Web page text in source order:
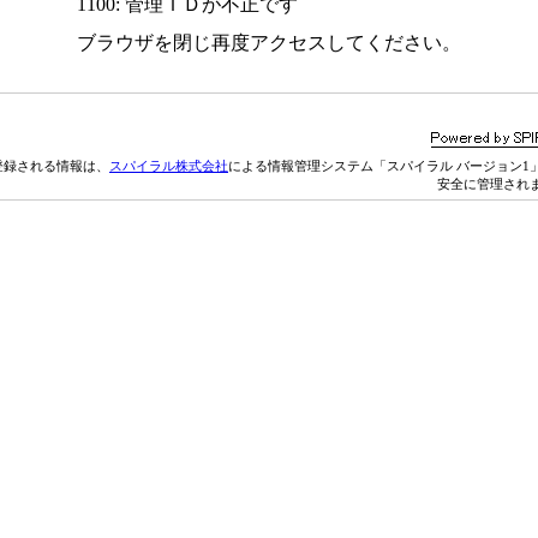
1100: 管理ＩＤが不正です
ブラウザを閉じ再度アクセスしてください。
される情報は、 スパイラル株式会社による情報管理システム「スパイラル バージョン1
安全に管理され